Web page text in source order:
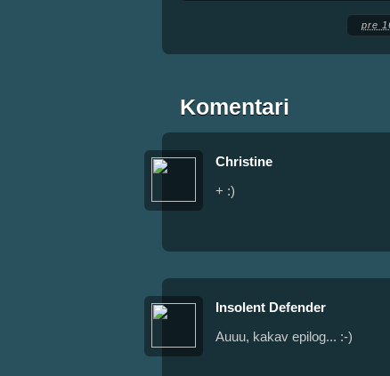
pre
Komentari
Christine
+ :)
Insolent Defender
Auuu, kakav epilog... :-)